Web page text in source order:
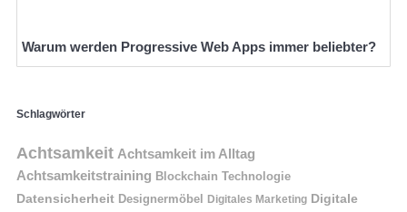
Warum werden Progressive Web Apps immer beliebter?
Schlagwörter
Achtsamkeit Achtsamkeit im Alltag
Achtsamkeitstraining Blockchain Technologie
Datensicherheit Designermöbel Digitales Marketing Digitale